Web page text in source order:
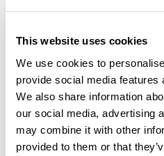
This website uses cookies
We use cookies to
provide social media features
We also share information
our social media, advertising
may combine it with other
provided to them or that
Cols le long du parcours
14 km Col du Benas
53 km Col du Benas